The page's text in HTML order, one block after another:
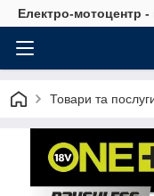
Електро-мотоцентр -
Товари та